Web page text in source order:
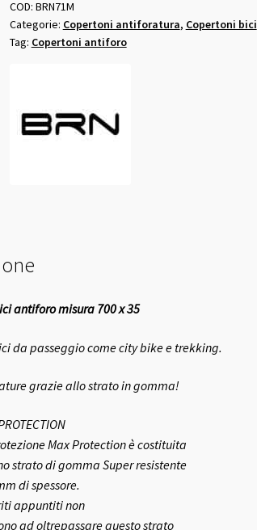
700
x
35
COD: BRN71M
Categorie: Copertoni antiforatura, Copertoni bici
Tag: Copertoni antiforo
antiforo misura 700 x 35
da passeggio come city bike e trekking.
grazie allo strato in gomma!
Max Protection è costituita
strato di gomma Super resistente
di spessore.
appuntiti non
ad oltrepassare questo strato